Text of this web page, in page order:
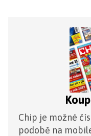
Chip je možné
podobě na